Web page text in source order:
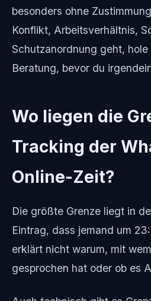
besonders ohne
Konflikt, Arbeitsverhältnis,
Schutzanordnung geht,
Beratung, bevor du
Wo liegen die
Tracking der
Online-Zeit?
Die größte Grenze liegt in
Eintrag, dass jemand um
erklärt nicht warum, mit
gesprochen hat oder ob es